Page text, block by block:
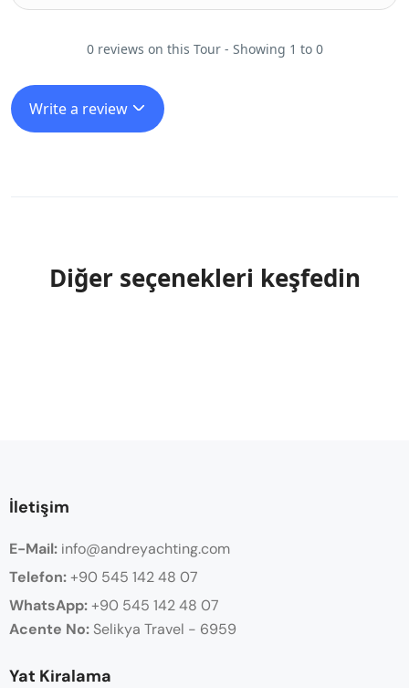
0 reviews on this Tour - Showing 1 to 0
Write a review
Diğer seçenekleri keşfedin
İletişim
E-Mail: info@andreyachting.com
Telefon:+90 545 142 48 07
WhatsApp:+90 545 142 48 07
Acente No: Selikya Travel - 6959
Yat Kiralama